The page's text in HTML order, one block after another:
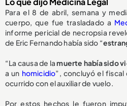
Para el 8 de abril, semana y
cuerpo, que fue trasladado a
informe pericial de necropsia
de Eric Fernando había sido “
“La causa de lamuerte había sido
a un homicidio”, concluyó el
ocurrido con el auxiliar de vuelo.
Por estos hechos le fueron